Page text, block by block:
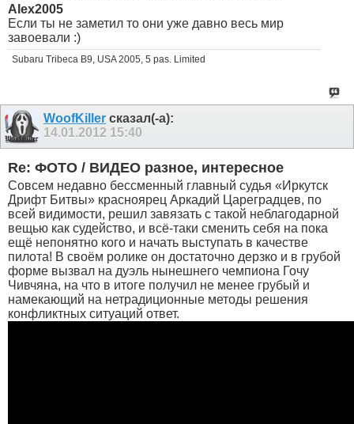
Alex2005
Если ты не заметил то они уже давно весь мир
завоевали :)
Subaru Tribeca B9, USA 2005, 5 pas. Limited
WoofKiller сказал(-а):
14.01.2012 15:40
Re: ФОТО / ВИДЕО разное, интересное
Совсем недавно бессменный главный судья «Иркутск
Дрифт Битвы» красноярец Аркадий Цареградцев, по
всей видимости, решил завязать с такой неблагодарной
вещью как судейство, и всё-таки сменить себя на пока
ещё непонятно кого и начать выступать в качестве
пилота! В своём ролике он достаточно дерзко и в грубой
форме вызвал на дуэль нынешнего чемпиона Гочу
Чивчяна, на что в итоге получил не менее грубый и
намекающий на нетрадиционные методы решения
конфликтных ситуаций ответ.